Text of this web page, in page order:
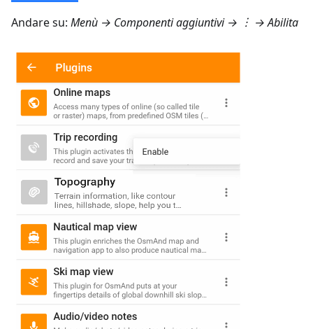
Andare su: Menù → Componenti aggiuntivi→ ︙ → Abilita